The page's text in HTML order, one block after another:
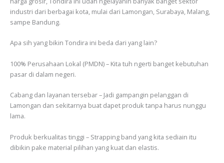
industri dari berbagai kota, mulai dari Lamongan, Surabaya, Malang,
sampe Bandung.
Apa sih yang bikin Tondira ini beda dari yang lain?
100% Perusahaan Lokal (PMDN) – Kita tuh ngerti banget kebutuhan
pasar di dalam negeri.
Cabang dan layanan tersebar – Jadi gampangin pelanggan di
Lamongan dan sekitarnya buat dapet produk tanpa harus nunggu
lama.
Produk berkualitas tinggi – Strapping band yang kita sediain itu
dibikin pake material pilihan yang kuat dan elastis.